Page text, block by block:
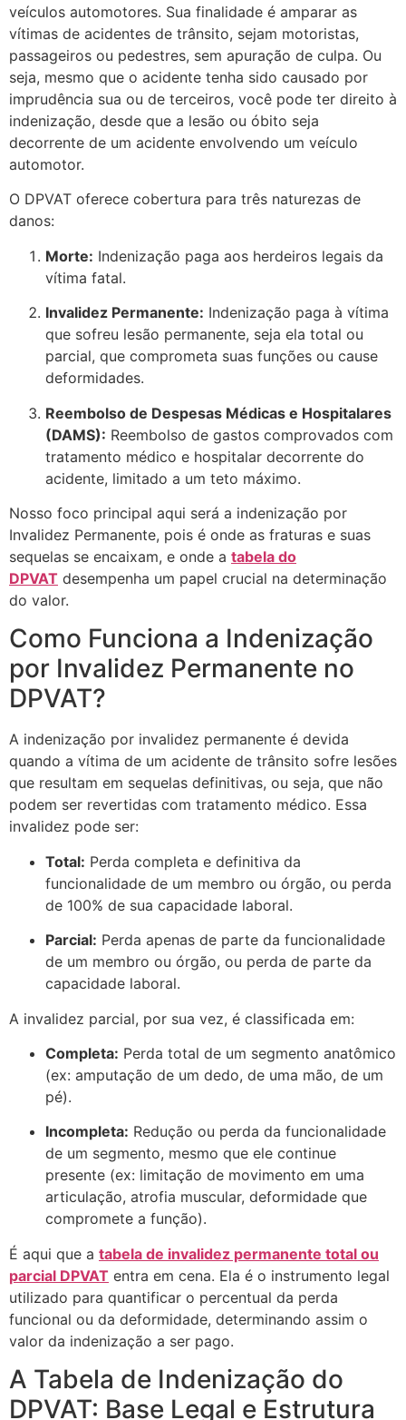
veículos automotores. Sua finalidade é amparar as
vítimas de acidentes de trânsito, sejam motoristas,
passageiros ou pedestres, sem apuração de culpa. Ou
seja, mesmo que o acidente tenha sido causado por
imprudência sua ou de terceiros, você pode ter direito à
indenização, desde que a lesão ou óbito seja
decorrente de um acidente envolvendo um veículo
automotor.
O DPVAT oferece cobertura para três naturezas de
danos:
Morte: Indenização paga aos herdeiros legais da
vítima fatal.
Invalidez Permanente: Indenização paga à vítima
que sofreu lesão permanente, seja ela total ou
parcial, que comprometa suas funções ou cause
deformidades.
Reembolso de Despesas Médicas e Hospitalares
(DAMS): Reembolso de gastos comprovados com
tratamento médico e hospitalar decorrente do
acidente, limitado a um teto máximo.
Nosso foco principal aqui será a indenização por
Invalidez Permanente, pois é onde as fraturas e suas
sequelas se encaixam, e onde a tabela do
DPVAT desempenha um papel crucial na determinação
do valor.
Como Funciona a Indenização
por Invalidez Permanente no
DPVAT?
A indenização por invalidez permanente é devida
quando a vítima de um acidente de trânsito sofre lesões
que resultam em sequelas definitivas, ou seja, que não
podem ser revertidas com tratamento médico. Essa
invalidez pode ser:
Total: Perda completa e definitiva da
funcionalidade de um membro ou órgão, ou perda
de 100% de sua capacidade laboral.
Parcial: Perda apenas de parte da funcionalidade
de um membro ou órgão, ou perda de parte da
capacidade laboral.
A invalidez parcial, por sua vez, é classificada em:
Completa: Perda total de um segmento anatômico
(ex: amputação de um dedo, de uma mão, de um
pé).
Incompleta: Redução ou perda da funcionalidade
de um segmento, mesmo que ele continue
presente (ex: limitação de movimento em uma
articulação, atrofia muscular, deformidade que
compromete a função).
É aqui que a tabela de invalidez permanente total ou
parcial DPVAT entra em cena. Ela é o instrumento legal
utilizado para quantificar o percentual da perda
funcional ou da deformidade, determinando assim o
valor da indenização a ser pago.
A Tabela de Indenização do
DPVAT: Base Legal e Estrutura